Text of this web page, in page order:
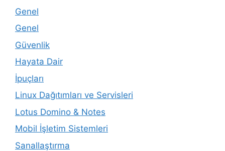
Genel
Genel
Güvenlik
Hayata Dair
İpuçları
Linux Dağıtımları ve Servisleri
Lotus Domino & Notes
Mobil İşletim Sistemleri
Sanallaştırma